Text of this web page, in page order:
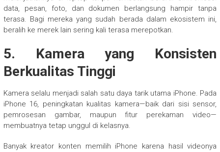
data, pesan, foto, dan dokumen berlangsung hampir tanpa
terasa. Bagi mereka yang sudah berada dalam ekosistem ini,
beralih ke merek lain sering kali terasa merepotkan.
5. Kamera yang Konsisten
Berkualitas Tinggi
Kamera selalu menjadi salah satu daya tarik utama iPhone. Pada
iPhone 16, peningkatan kualitas kamera—baik dari sisi sensor,
pemrosesan gambar, maupun fitur perekaman video—
membuatnya tetap unggul di kelasnya.
Banyak kreator konten memilih iPhone karena hasil videonya